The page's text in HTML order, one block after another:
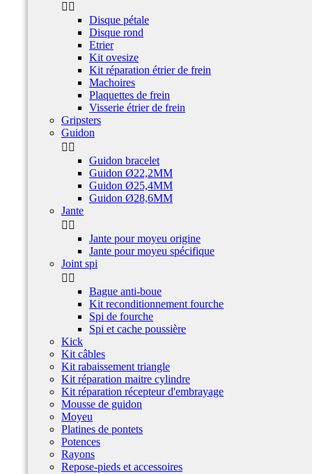
 
Disque pétale
Disque rond
Etrier
Kit ovesize
Kit réparation étrier de frein
Machoires
Plaquettes de frein
Visserie étrier de frein
Gripsters
Guidon
 
Guidon bracelet
Guidon Ø22,2MM
Guidon Ø25,4MM
Guidon Ø28,6MM
Jante
 
Jante pour moyeu origine
Jante pour moyeu spécifique
Joint spi
 
Bague anti-boue
Kit reconditionnement fourche
Spi de fourche
Spi et cache poussière
Kick
Kit câbles
Kit rabaissement triangle
Kit réparation maitre cylindre
Kit réparation récepteur d'embrayage
Mousse de guidon
Moyeu
Platines de pontets
Potences
Rayons
Repose-pieds et accessoires